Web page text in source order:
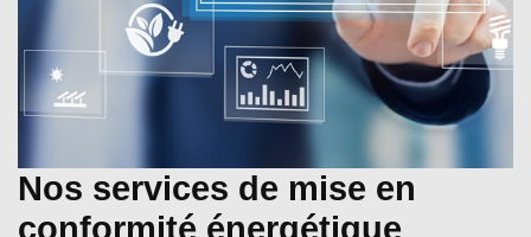
Nos services de mise en
conformité énergétique